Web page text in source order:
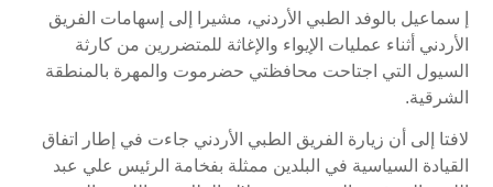
إ سماعيل بالوفد الطبي الأردني، مشيرا إلى إسهامات الفريق
الأردني أثناء عمليات الإيواء والإغاثة للمتضررين من كارثة
السيول التي اجتاحت محافظتي حضرموت والمهرة بالمنطقة
الشرقية.
لافتا إلى أن زيارة الفريق الطبي الأردني جاءت في إطار اتفاق
القيادة السياسية في البلدين ممثلة بفخامة الرئيس علي عبد